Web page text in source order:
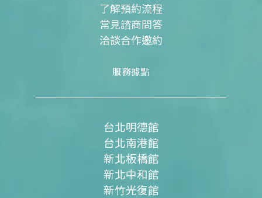
了解預約流程
常見諮商問答
洽談合作邀約
服務據點
台北明德館
台北南港館
新北板橋館
新北中和館
新竹光復館